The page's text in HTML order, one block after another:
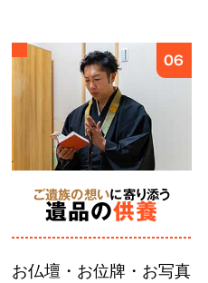
に対応
特殊清掃
にも対応
06
ご遺族の想いに寄り添う
遺品の供養
お仏壇・お位牌・お写真